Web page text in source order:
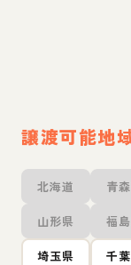
譲渡可能地
北海道 青
山形県 福
埼玉県 千